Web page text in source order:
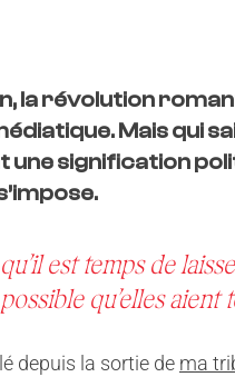
la révolution
Mais qui
une signification
est temps de
qu’elles aient
depuis la sortie de ma